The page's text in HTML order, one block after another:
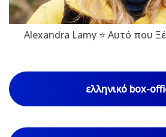
Alexandra Lamy ⭐ Αυτό που
ελληνικό box-